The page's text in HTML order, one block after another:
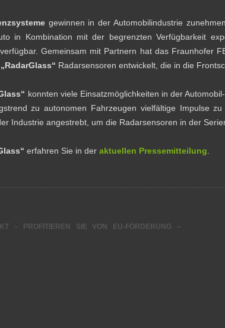
gewinnen in der Automobilindustrie
in Kombination mit der begrenzten Verfügbarkeit
Gemeinsam mit Partnern hat das Fraunhofer
„RadarGlass“ Radarsensoren entwickelt, die in die
konnten viele Einsatzmöglichkeiten in der
zu autonomen Fahrzeugen vielfältige Impulse
Industrie angestrebt, um die Radarsensoren in der
erfahren Sie in der aktuellen Pressemitteilung
– PROFITIEREN SIE VON EU-FÖRDERUNG –